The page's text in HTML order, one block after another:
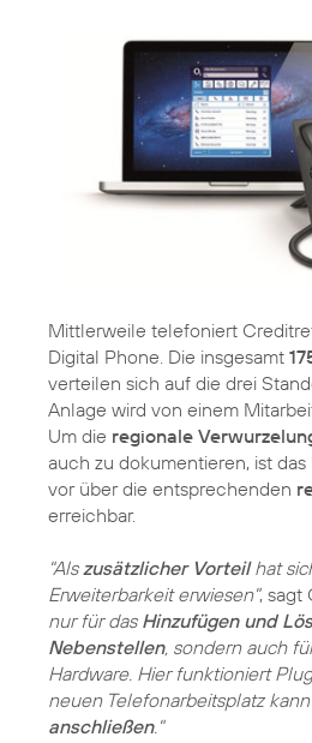
Mittlerweile telefoniert
Digital Phone. Die insgesamt
verteilen sich auf die drei
Anlage wird von einem
Um die regionale
auch zu dokumentieren, ist
vor über die entsprechenden
erreichbar.
"Als zusätzlicher Vorteilhat
Erweiterbarkeit erwiesen", sagt
nur für das Hinzufügen und
Nebenstellen, sondern auch
Hardware. Hier funktioniert
neuen Telefonarbeitsplatz
anschließen."